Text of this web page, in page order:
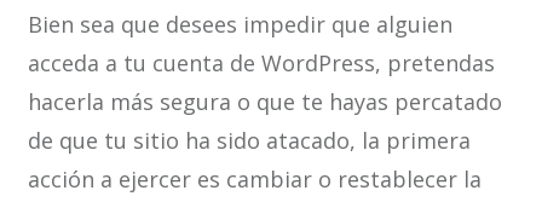
Bien sea que desees impedir que alguien
acceda a tu cuenta de WordPress, pretendas
hacerla más segura o que te hayas percatado
de que tu sitio ha sido atacado, la primera
acción a ejercer es cambiar o restablecer la